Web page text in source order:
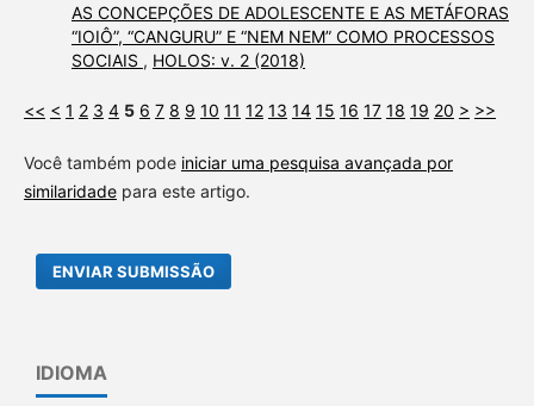
AS CONCEPÇÕES DE ADOLESCENTE E AS METÁFORAS
“IOIÔ”, “CANGURU” E “NEM NEM” COMO PROCESSOS
SOCIAIS , HOLOS: v. 2 (2018)
<< < 1 2 3 4 5 6 7 8 9 10 11 12 13 14 15 16 17 18 19 20 > >>
Você também pode iniciar uma pesquisa avançada por
similaridadepara este artigo.
ENVIAR SUBMISSÃO
IDIOMA